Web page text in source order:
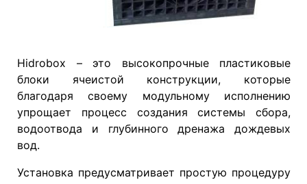
Hidrobox – это высокопрочные пластиковые
блоки ячеистой конструкции, которые
благодаря своему модульному исполнению
упрощает процесс создания системы сбора,
водоотвода и глубинного дренажа дождевых
вод.
Установка предусматривает простую процедуру